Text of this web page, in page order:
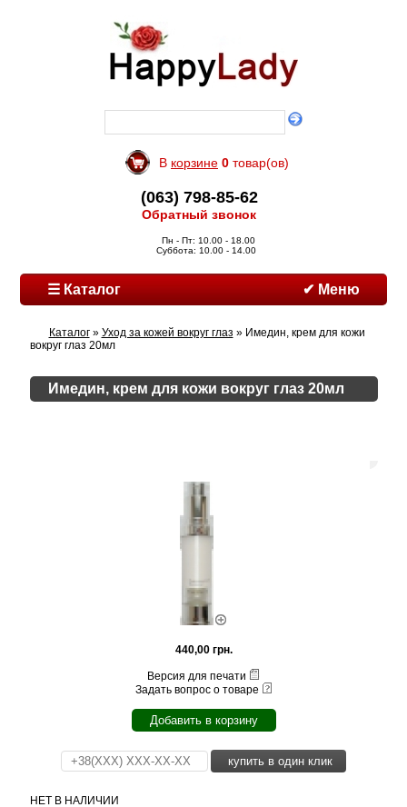
В корзине 0 товар(ов)
(063) 798-85-62
Обратный звонок
Пн - Пт: 10.00 - 18.00
Суббота: 10.00 - 14.00
☰ Каталог ✔ Меню
Каталог» Уход за кожей вокруг глаз » Имедин, крем для кожи
вокруг глаз 20мл
Имедин, крем для кожи вокруг глаз 20мл
440,00 грн.
Версия для печати
Задать вопрос о товаре
Добавить в корзину
купить в один клик
НЕТ В НАЛИЧИИ